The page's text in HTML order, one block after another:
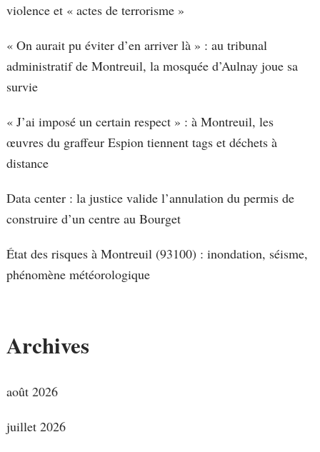
violence et « actes de terrorisme »
« On aurait pu éviter d’en arriver là » : au tribunal
administratif de Montreuil, la mosquée d’Aulnay joue sa
survie
« J’ai imposé un certain respect » : à Montreuil, les
œuvres du graffeur Espion tiennent tags et déchets à
distance
Data center : la justice valide l’annulation du permis de
construire d’un centre au Bourget
État des risques à Montreuil (93100) : inondation, séisme,
phénomène météorologique
Archives
août 2026
juillet 2026